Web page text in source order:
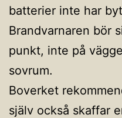
batterier inte har
Brandvarnaren bör
punkt, inte på
sovrum.
Boverket
själv också skaffar